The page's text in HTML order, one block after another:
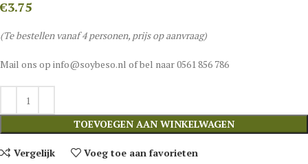
€3.75
(Te bestellen vanaf 4 personen, prijs op aanvraag)
Mail ons op info@soybeso.nl of bel naar 0561 856 786
TOEVOEGEN AAN WINKELWAGEN
Vergelijk Voeg toe aan favorieten